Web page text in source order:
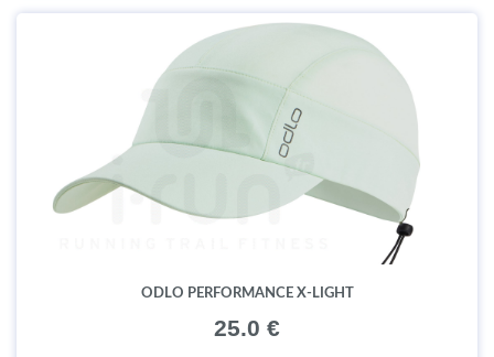
ODLO PERFORMANCE X-LIGHT
25.0 €